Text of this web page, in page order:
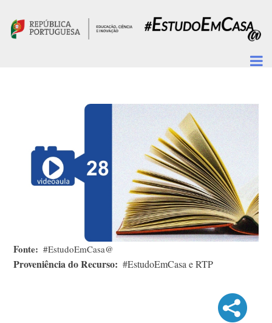
Fonte #EstudoEmCasa@
Proveniência do Recurso #EstudoEmCasa e RTP